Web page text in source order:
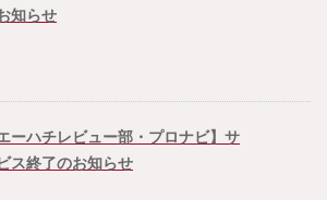
知らせ
エーハチレビュー部・プロナビ】サ
ス終了のお知らせ